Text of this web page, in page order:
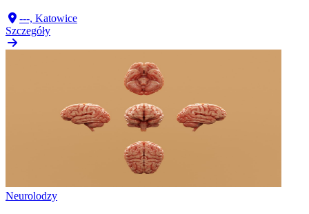
---, Katowice
Szczegóły
Neurolodzy